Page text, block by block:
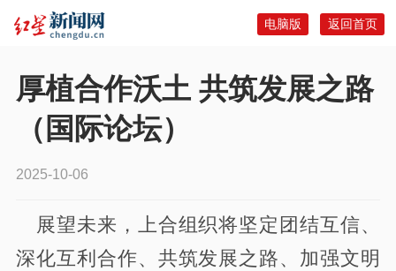
返回首页
电脑版
厚植合作沃土 共筑发展之路
（国际论坛）
2025-10-06
展望未来，上合组织将坚定团结互信、
深化互利合作、共筑发展之路、加强文明